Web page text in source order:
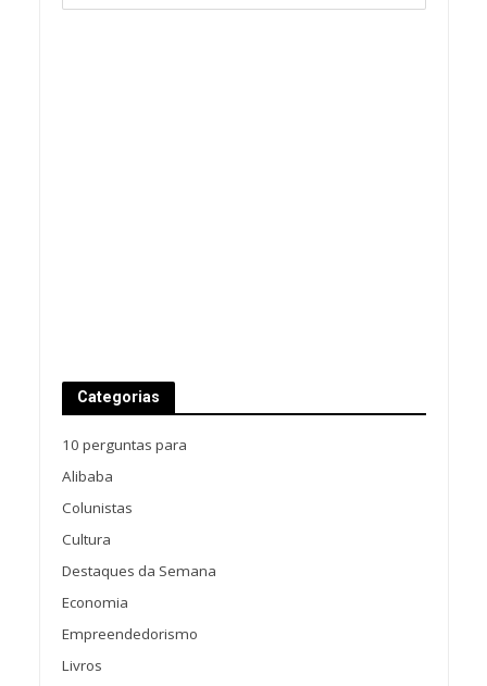
Categorias
10 perguntas para
Alibaba
Colunistas
Cultura
Destaques da Semana
Economia
Empreendedorismo
Livros